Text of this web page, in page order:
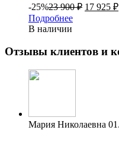
-25%23 900₽ 17 925 ₽
Подробнее
В наличии
Отзывы клиентов и
Мария Николаевна